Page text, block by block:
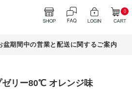
0
盆期間中の営業と配送に関するご案内
ゼリー80℃ オレンジ味